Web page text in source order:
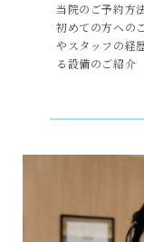
当院のご予約方
初めての方への
やスタッフの経
る設備のご紹介